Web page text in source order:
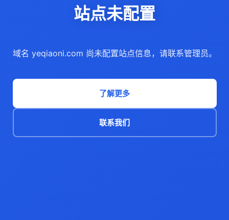
站点未配置
域名 yeqiaoni.com 尚未配置站点信息，请联系管理员。
了解更多
联系我们